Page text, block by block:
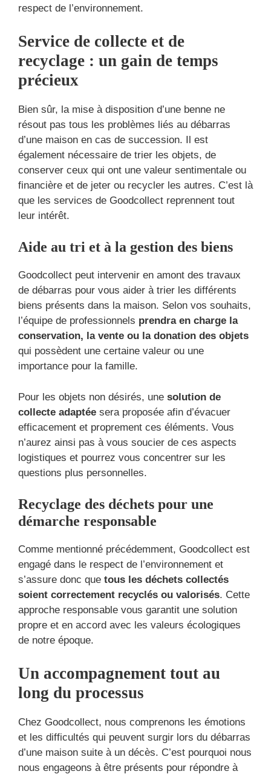
respect de l’environnement.
Service de collecte et de
recyclage : un gain de temps
précieux
Bien sûr, la mise à disposition d’une benne ne
résout pas tous les problèmes liés au débarras
d’une maison en cas de succession. Il est
également nécessaire de trier les objets, de
conserver ceux qui ont une valeur sentimentale ou
financière et de jeter ou recycler les autres. C’est là
que les services de Goodcollect reprennent tout
leur intérêt.
Aide au tri et à la gestion des biens
Goodcollect peut intervenir en amont des travaux
de débarras pour vous aider à trier les différents
biens présents dans la maison. Selon vos souhaits,
l’équipe de professionnels prendra en charge la
conservation, la vente ou la donation des objets
qui possèdent une certaine valeur ou une
importance pour la famille.
Pour les objets non désirés, une solution de
collecte adaptée sera proposée afin d’évacuer
efficacement et proprement ces éléments. Vous
n’aurez ainsi pas à vous soucier de ces aspects
logistiques et pourrez vous concentrer sur les
questions plus personnelles.
Recyclage des déchets pour une
démarche responsable
Comme mentionné précédemment, Goodcollect est
engagé dans le respect de l’environnement et
s’assure donc que tous les déchets collectés
soient correctement recyclés ou valorisés. Cette
approche responsable vous garantit une solution
propre et en accord avec les valeurs écologiques
de notre époque.
Un accompagnement tout au
long du processus
Chez Goodcollect, nous comprenons les émotions
et les difficultés qui peuvent surgir lors du débarras
d’une maison suite à un décès. C’est pourquoi nous
nous engageons à être présents pour répondre à